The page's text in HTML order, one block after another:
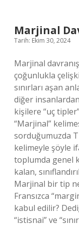
Marjinal
Tarih: Ekim 30, 2024
Marjinal
çoğunlukla
sınırları aşan
diğer
kişilere “uç
“Marjinal”
sorduğumuzda
kelimeyle şöyle
toplumda genel
kalan,
Marjinal bir tip
Fransızca
kabul edilir?
“istisnai” ve